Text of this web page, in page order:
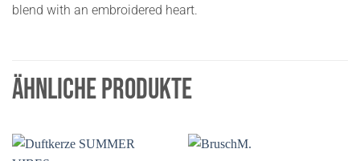
blend with an embroidered heart.
ÄHNLICHE PRODUKTE